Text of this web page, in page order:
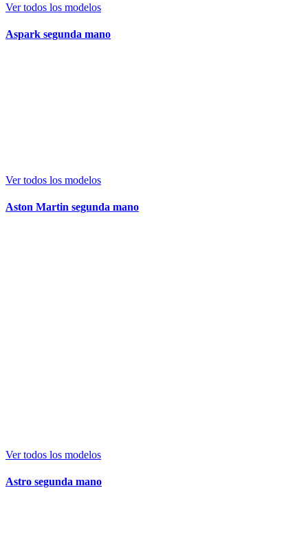
Ver todos los modelos
Aspark segunda mano
Ver todos los modelos
Aston Martin segunda mano
Ver todos los modelos
Astro segunda mano